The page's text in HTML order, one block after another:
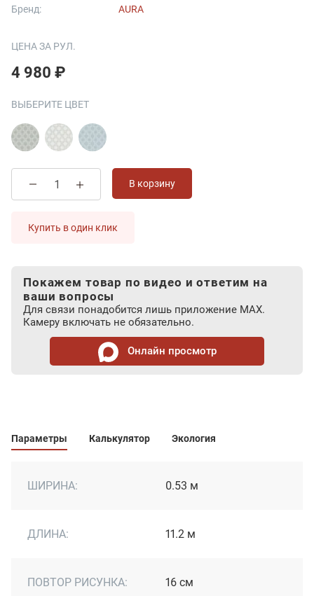
Бренд:
AURA
ЦЕНА ЗА РУЛ.
4 980 ₽
ВЫБЕРИТЕ ЦВЕТ
В корзину
Купить в один клик
Покажем товар по видео и ответим на
ваши вопросы
Для связи понадобится лишь приложение MAX.
Камеру включать не обязательно.
Онлайн просмотр
Параметры Калькулятор Экология
ШИРИНА: 0.53 м
ДЛИНА: 11.2 м
ПОВТОР РИСУНКА: 16 см